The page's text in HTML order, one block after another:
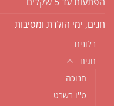
חגים, ימי הולדת ומסיבות
בלונים
חגים
חנוכה
ט''ו בשבט